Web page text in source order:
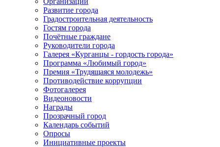
Развитие города
Градостроительная деятельность
Гостям города
Почётные граждане
Руководители города
Галерея «Курганцы - гордость города»
Программа «Любимый город»
Премия «Трудящаяся молодежь»
Противодействие коррупции
Фотогалерея
Видеоновости
Награды
Прозрачный город
Календарь событий
Опросы
Инициативные проекты